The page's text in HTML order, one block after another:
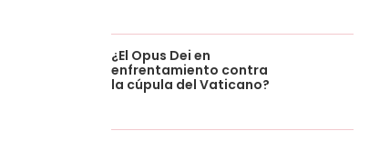
¿El Opus Dei en
enfrentamiento contra
la cúpula del Vaticano?